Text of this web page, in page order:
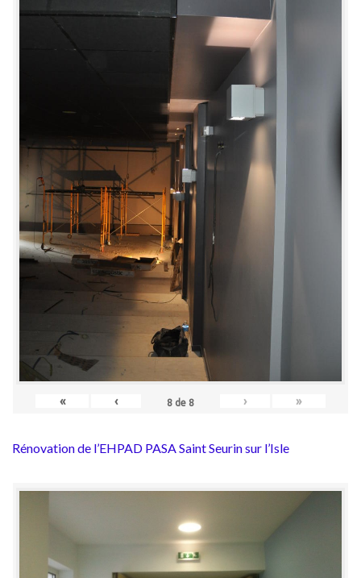
« ‹ 8 de 8 › »
Rénovation de l’EHPAD PASA Saint Seurin sur l’Isle